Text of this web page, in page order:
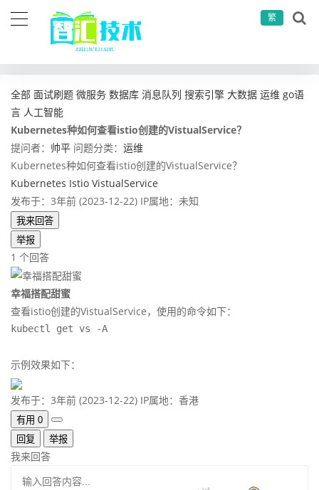
繁
全部 面试刷题 微服务 数据库 消息队列 搜索引擎 大数据 运维 go语
言 人工智能
Kubernetes种如何查看istio创建的VistualService？
提问者： 帅平 问题分类： 运维
Kubernetes种如何查看istio创建的VistualService？
Kubernetes Istio VistualService
发布于：3年前 (2023-12-22) IP属地：未知
我来回答
举报
1 个回答
幸福搭配甜蜜
查看istio创建的VistualService，使用的命令如下：
kubectl get vs -A
示例效果如下：
发布于：3年前 (2023-12-22) IP属地：香港
有用 0
回复
举报
我来回答